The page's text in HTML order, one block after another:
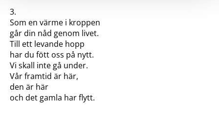
3.
Som en värme i kroppen
går din nåd genom livet.
Till ett levande hopp
har du fött oss på nytt.
Vi skall inte gå under.
Vår framtid är här,
den är här
och det gamla har flytt.